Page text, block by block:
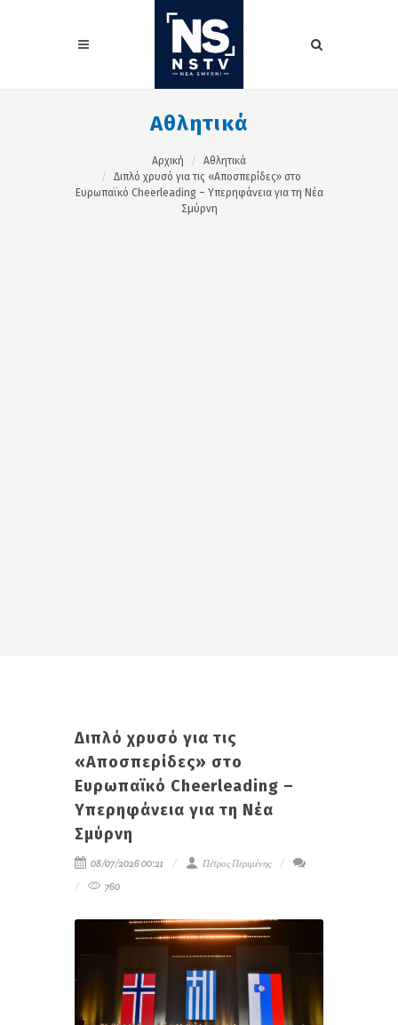
Αθλητικά
Αρχική
Αθλητικά
Διπλό χρυσό για τις «Αποσπερίδες» στο
Ευρωπαϊκό Cheerleading – Υπερηφάνεια για τη Νέα
Σμύρνη
Διπλό χρυσό για τις
«Αποσπερίδες» στο
Ευρωπαϊκό Cheerleading –
Υπερηφάνεια για τη Νέα
Σμύρνη
08/07/2026 00:21
Πέτρος Περιμένης
760